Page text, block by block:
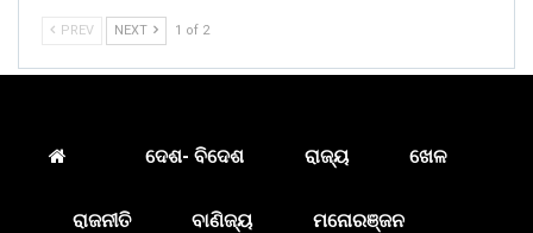
PREV NEXT 1 of 2
ଦେଶ- ବିଦେଶ ରାଜ୍ୟ ଖେଳ
ରାଜନୀତି ବାଣିଜ୍ୟ ମନୋରଞ୍ଜନ